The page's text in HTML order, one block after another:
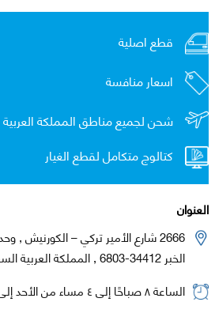
قطع اصلية
اسعار منافسة
شحن لجميع مناطق المملكة
كتالوج متكامل لقطع الغيار
العنوان
2666 شارع الأمير تركي – الكورنيش , وحدة رقم 102
الخبر 34412-6803 , المملكة العربية السعودية
الساعة ٨ صباحًا إلى ٤ مساء من الأحد إلى الخميس